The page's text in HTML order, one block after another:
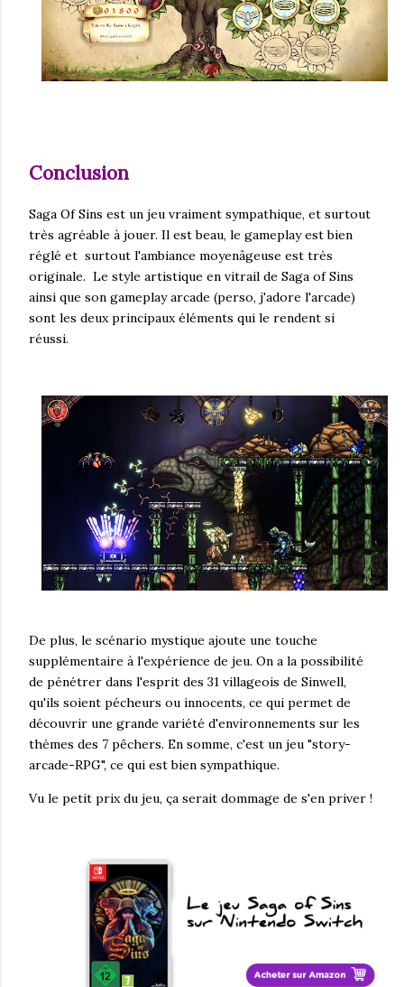
Conclusion
Saga Of Sins est un jeu vraiment sympathique, et surtout
très agréable à jouer. Il est beau, le gameplay est bien
réglé et surtout l'ambiance moyenâgeuse est très
originale. Le style artistique en vitrail de Saga of Sins
ainsi que son gameplay arcade (perso, j'adore l'arcade)
sont les deux principaux éléments qui le rendent si
réussi.
De plus, le scénario mystique ajoute une touche
supplémentaire à l'expérience de jeu. On a la possibilité
de pénétrer dans l'esprit des 31 villageois de Sinwell,
qu'ils soient pécheurs ou innocents, ce qui permet de
découvrir une grande variété d'environnements sur les
thèmes des 7 pêchers. En somme, c'est un jeu "story-
arcade-RPG", ce qui est bien sympathique.
Vu le petit prix du jeu, ça serait dommage de s'en priver !